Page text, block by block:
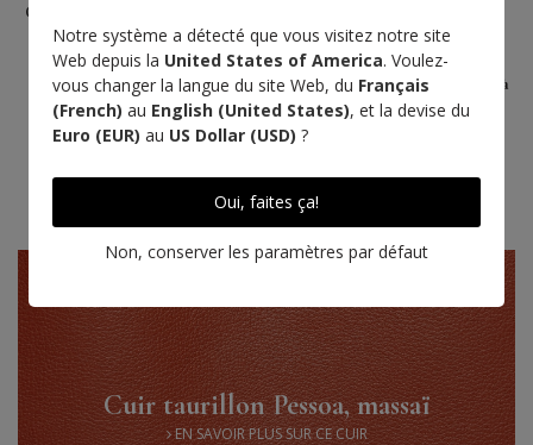
Cuir Taurillon
Pessoa
France
d'excellence
Rendez-vous à
l'Atelier
Point sellier
Fil haute qualité
Cuir taurillon Pessoa, massaï
EN SAVOIR PLUS SUR CE CUIR
Notre système a détecté que vous visitez notre site
Web depuis la United States of America. Voulez-
vous changer la langue du site Web, du Français
(French) au English (United States), et la devise du
Euro (EUR) au US Dollar (USD) ?
Oui, faites ça!
Non, conserver les paramètres par défaut